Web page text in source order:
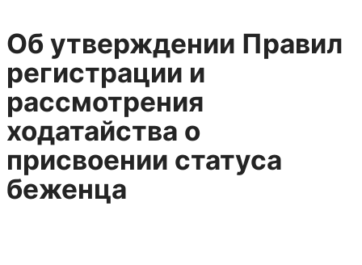
Об утверждении Правил
регистрации и
рассмотрения
ходатайства о
присвоении статуса
беженца